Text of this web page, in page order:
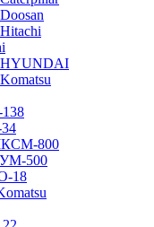
HYUNDAI
138
800
500
18